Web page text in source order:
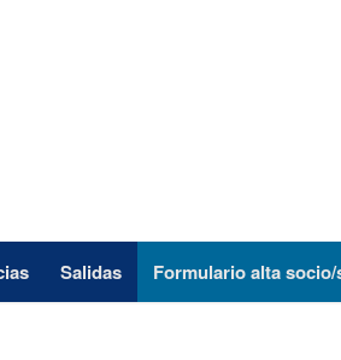
Salidas Formulario alta